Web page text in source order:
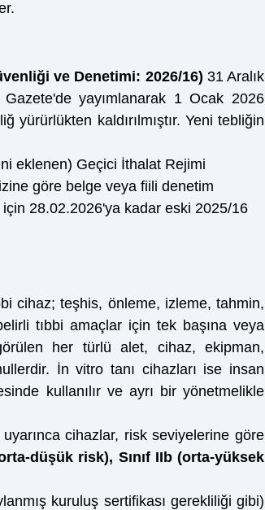
ve Denetimi: 2026/16) 31 Aralık
yayımlanarak 1 Ocak 2026
yürürlükten kaldırılmıştır. Yeni tebliğin
eklenen) Geçici İthalat Rejimi
göre belge veya fiili denetim
için 28.02.2026'ya kadar eski 2025/16
cihaz; teşhis, önleme, izleme, tahmin,
tıbbi amaçlar için tek başına veya
her türlü alet, cihaz, ekipman,
İn vitro tanı cihazları ise insan
kullanılır ve ayrı bir yönetmelikle
cihazlar, risk seviyelerine göre
düşük risk), Sınıf IIb (orta-yüksek
kuruluş sertifikası gerekliliği gibi)